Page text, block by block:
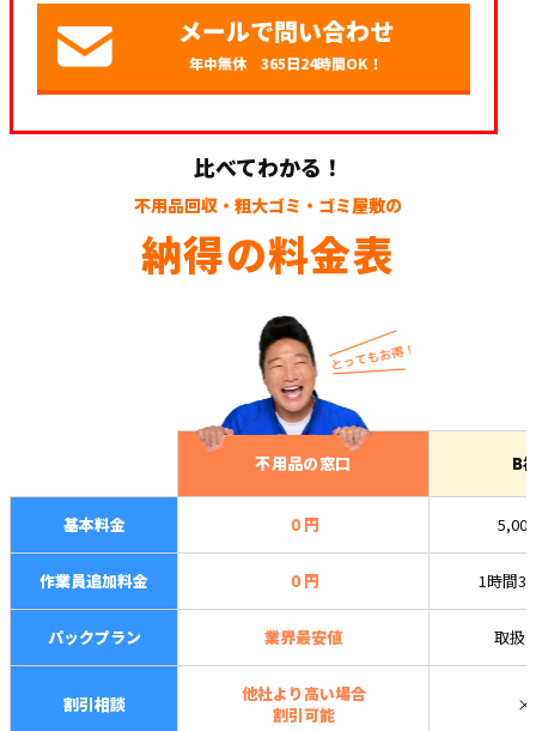
メールで問い合わせ
年中無休 365日24時間OK！
比べてわかる！
不用品回収・粗大ゴミ・ゴミ屋敷の
納得の料金表
不用品の窓口 B
基本料金 ０円
作業員追加料金 ０円 1時間
パックプラン 業界最安値 取扱
割引相談
他社より高い場合
割引可能
×